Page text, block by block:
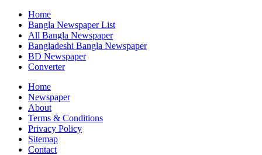
Skip
content
Home
Bangla Newspaper List
All Bangla Newspaper
Bangladeshi Bangla Newspaper
BD Newspaper
Converter
Home
Newspaper
About
Terms & Conditions
Privacy Policy
Sitemap
Contact